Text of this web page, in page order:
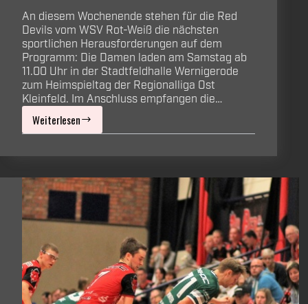
An diesem Wochenende stehen für die Red
Devils vom WSV Rot-Weiß die nächsten
sportlichen Herausforderungen auf dem
Programm: Die Damen laden am Samstag ab
11.00 Uhr in der Stadtfeldhalle Wernigerode
zum Heimspieltag der Regionalliga Ost
Kleinfeld. Im Anschluss empfangen die…
Weiterlesen
Damen
Herren
wollen